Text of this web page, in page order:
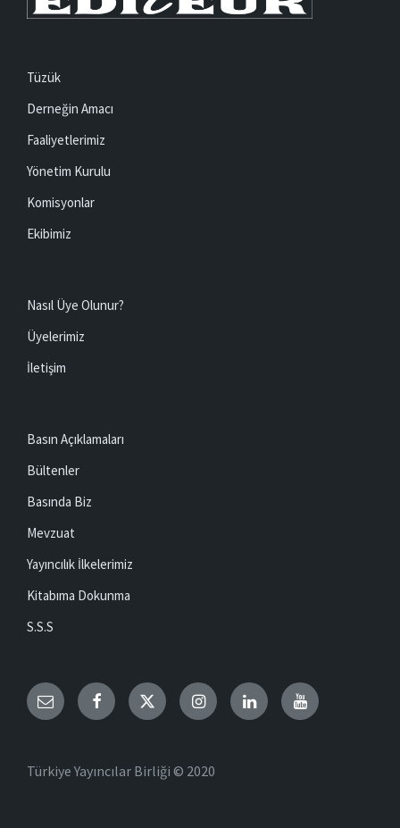
Tüzük
Derneğin Amacı
Faaliyetlerimiz
Yönetim Kurulu
Komisyonlar
Ekibimiz
Nasıl Üye Olunur?
Üyelerimiz
İletişim
Basın Açıklamaları
Bültenler
Basında Biz
Mevzuat
Yayıncılık İlkelerimiz
Kitabıma Dokunma
S.S.S
Email Facebook TwitterInstagramLinkedInYouTube
Türkiye Yayıncılar Birliği © 2020